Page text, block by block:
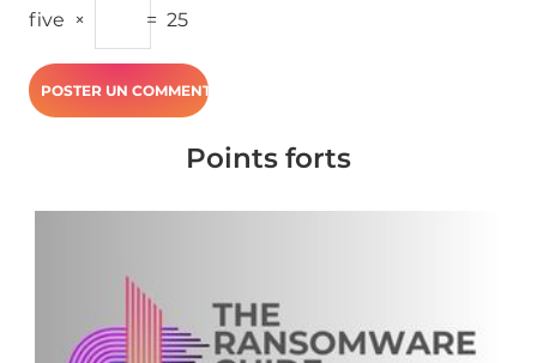
five × = 25
Points forts